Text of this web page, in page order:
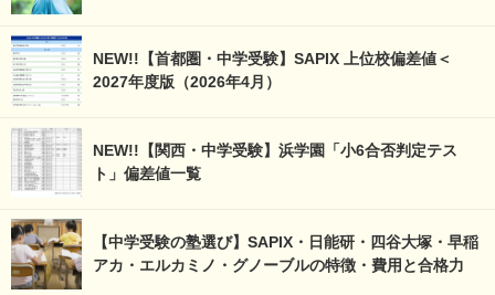
NEW!!【首都圏・中学受験】SAPIX 上位校偏差値＜
2027年度版（2026年4月）
NEW!!【関西・中学受験】浜学園「小6合否判定テス
ト」偏差値一覧
【中学受験の塾選び】SAPIX・日能研・四谷大塚・早稲
アカ・エルカミノ・グノーブルの特徴・費用と合格力